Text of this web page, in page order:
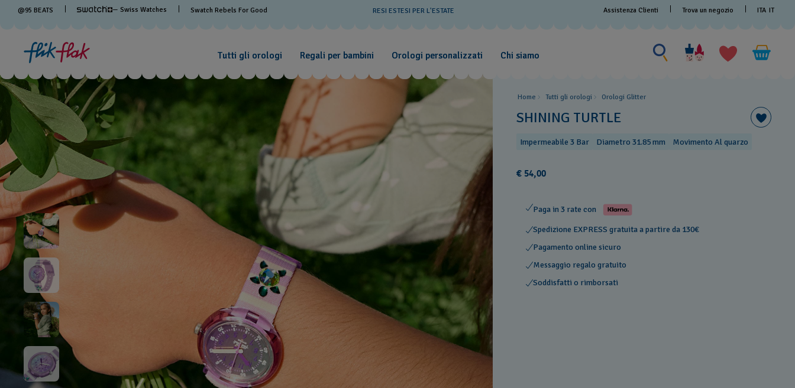
@95 BEATS — Swiss Watches Swatch Rebels For Good RESI ESTESI PER L'ESTATE Assistenza Clienti Trova un negozio ITA IT
Tutti gli orologi Regali per bambini Orologi personalizzati Chi siamo
Cerca
Home Tutti gli orologi Orologi Glitter
SHINING TURTLE
Impermeabile 3 Bar Diametro 31.85 mm Movimento Al quarzo
€ 54,00
Paga in 3 rate con
Spedizione EXPRESS gratuita a partire da 130€
Pagamento online sicuro
Messaggio regalo gratuito
Soddisfatti o rimborsati